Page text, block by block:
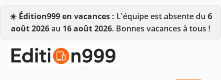
☀️ Édition999 en vacances : L'équipe est absente du 6
août 2026au 16 août 2026. Bonnes vacances à tous !